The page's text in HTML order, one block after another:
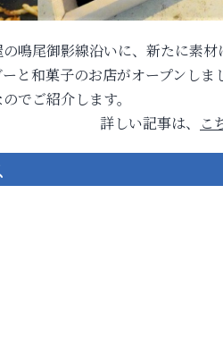
鳴尾御影線沿いに、新たに素材
と和菓子のお店がオープンしま
でご紹介します。
詳しい記事は、
こ